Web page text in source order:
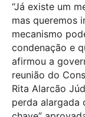
“Já existe um
mas queremos
mecanismo
condenação e
afirmou a
reunião do
Rita Alarcão
perda alargada